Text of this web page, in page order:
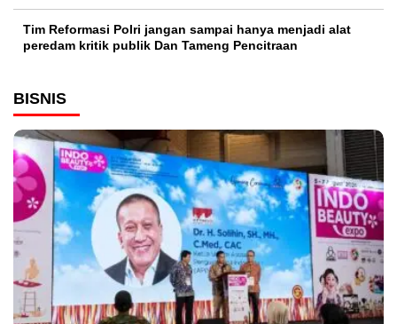
Tim Reformasi Polri jangan sampai hanya menjadi alat
peredam kritik publik Dan Tameng Pencitraan
BISNIS